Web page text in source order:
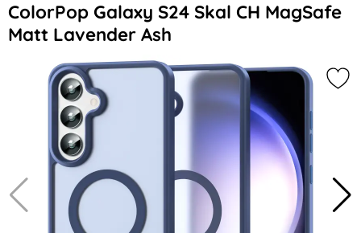
ColorPop Galaxy S24 Skal CH MagSafe
Matt Lavender Ash
Hoppa
över
Bilder